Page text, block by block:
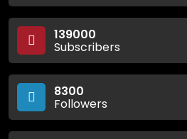
139000
Subscribers
8300
Followers